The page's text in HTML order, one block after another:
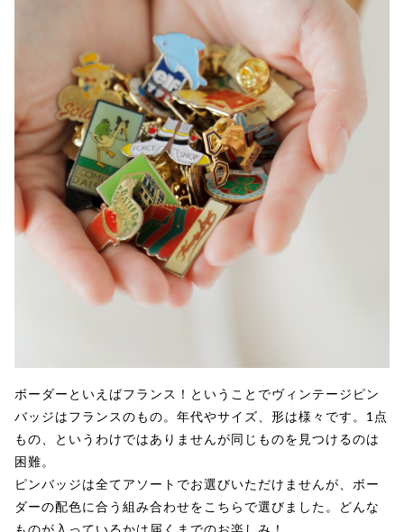
ボーダーといえばフランス！ということでヴィンテージピン
バッジはフランスのもの。年代やサイズ、形は様々です。1点
もの、というわけではありませんが同じものを見つけるのは
困難。
ピンバッジは全てアソートでお選びいただけませんが、ボー
ダーの配色に合う組み合わせをこちらで選びました。どんな